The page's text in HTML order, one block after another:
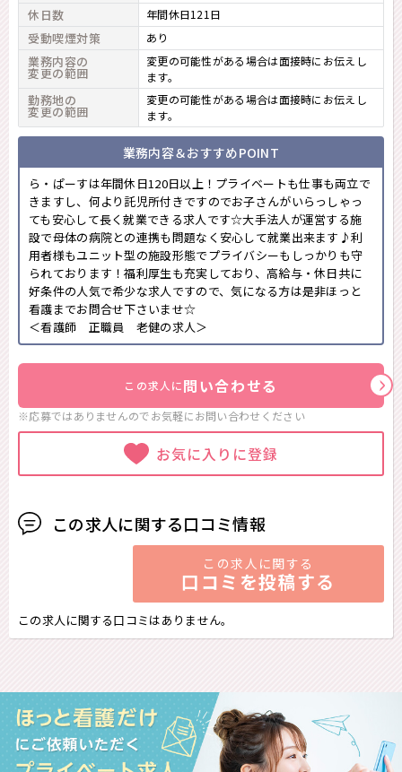
休日数 年間休日121日
受動喫煙対策 あり
業務内容の
変更の範囲
変更の可能性がある場合は面接時にお伝えし
ます。
勤務地の
変更の範囲
変更の可能性がある場合は面接時にお伝えし
ます。
業務内容＆おすすめPOINT
ら・ぱーすは年間休日120日以上！プライベートも仕事も両立で
きますし、何より託児所付きですのでお子さんがいらっしゃっ
ても安心して長く就業できる求人です☆大手法人が運営する施
設で母体の病院との連携も問題なく安心して就業出来ます♪利
用者様もユニット型の施設形態でプライバシーもしっかりも守
られております！福利厚生も充実しており、高給与・休日共に
好条件の人気で希少な求人ですので、気になる方は是非ほっと
看護までお問合せ下さいませ☆
＜看護師 正職員 老健の求人＞
この求人に問い合わせる
※応募ではありませんのでお気軽にお問い合わせください
お気に入りに登録
この求人に関する口コミ情報
この求人に関する
口コミを投稿する
この求人に関する口コミはありません。